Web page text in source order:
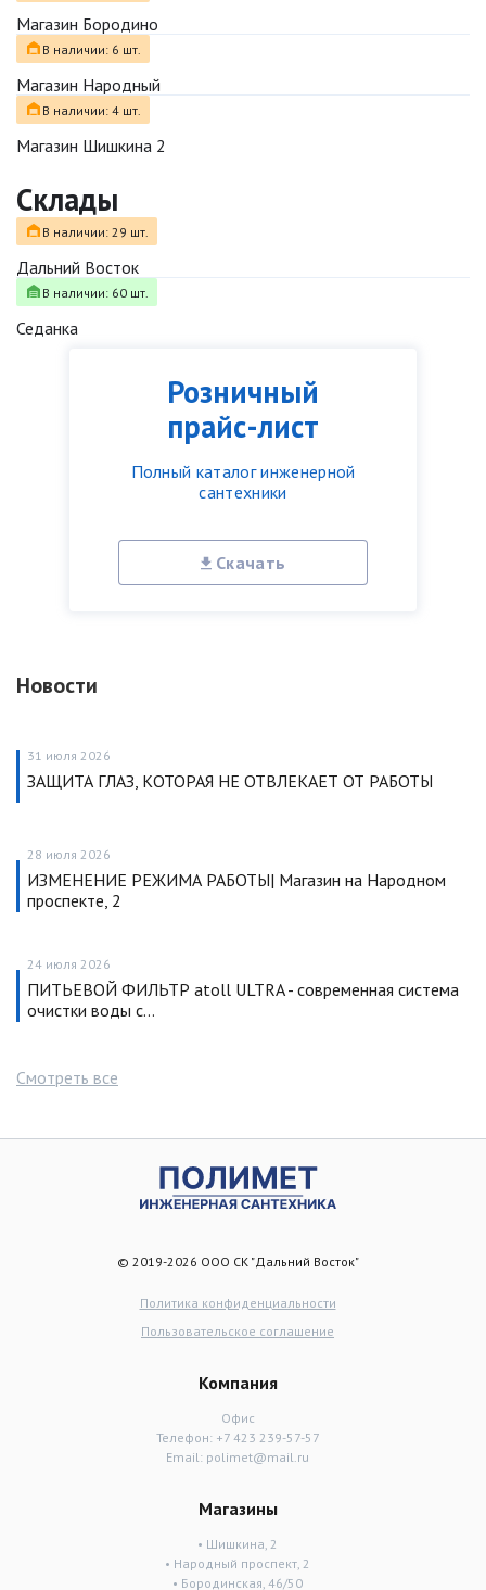
Розничный
прайс-лист
Полный каталог инженерной
сантехники
Скачать
Новости
31 июля 2026
ЗАЩИТА ГЛАЗ, КОТОРАЯ НЕ ОТВЛЕКАЕТ ОТ РАБОТЫ
28 июля 2026
ИЗМЕНЕНИЕ РЕЖИМА РАБОТЫ| Магазин на Народном
проспекте, 2
24 июля 2026
ПИТЬЕВОЙ ФИЛЬТР atoll ULTRA - современная система
очистки воды с…
Смотреть все
Магазин Бородино
В наличии: 6 шт.
Магазин Народный
В наличии: 4 шт.
Магазин Шишкина 2
Склады
В наличии: 29 шт.
Дальний Восток
В наличии: 60 шт.
Седанка
© 2019-2026 ООО СК "Дальний Восток"
Политика конфиденциальности
Пользовательское соглашение
Компания
Офис
Телефон: +7 423 239-57-57
Email: polimet@mail.ru
Магазины
• Шишкина, 2
• Народный проспект, 2
• Бородинская, 46/50